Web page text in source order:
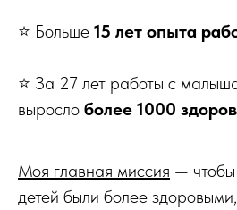
⭐️ Больше 15 лет опыта
⭐️ За 27 лет работы с
выросло более 1000
Моя главная миссия —
детей были более